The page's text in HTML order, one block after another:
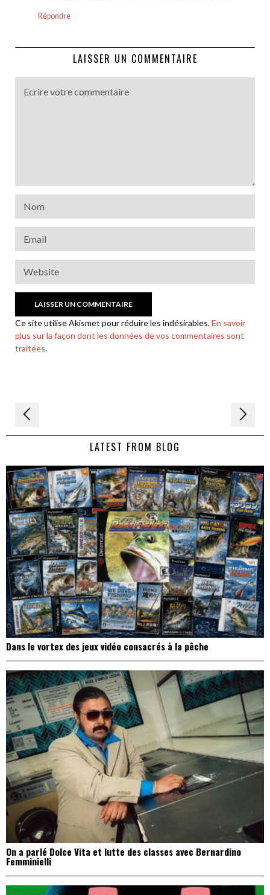
Répondre
LAISSER UN COMMENTAIRE
Ce site utilise Akismet pour réduire les indésirables.En savoir
plus sur la façon dont les données de vos commentaires sont
traitées.
Navigation
de LATEST FROM BLOG
Dans le vortex des jeux vidéo consacrés à la pêche
On a parlé Dolce Vita et lutte des classes avec Bernardino
Femminielli